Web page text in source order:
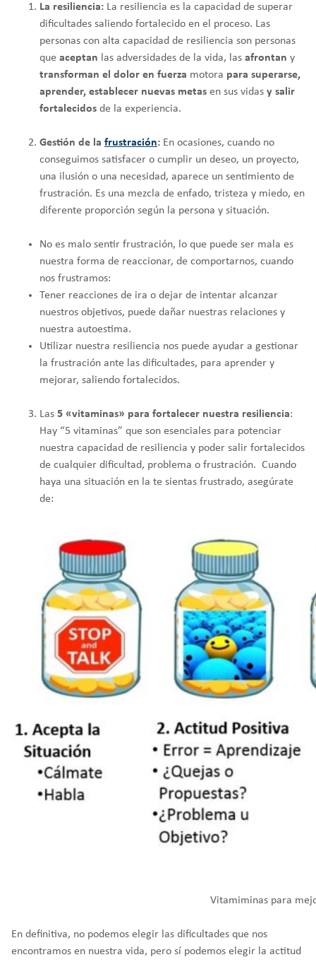
La resiliencia: La resiliencia es la capacidad de superar
dificultades saliendo fortalecido en el proceso. Las
personas con alta capacidad de resiliencia son personas
que aceptan las adversidades de la vida, las afrontan y
transforman el dolor en fuerza motora para superarse,
aprender, establecer nuevas metas en sus vidas y salir
fortalecidos de la experiencia.
Gestión de la frustración: En ocasiones, cuando no
conseguimos satisfacer o cumplir un deseo, un proyecto,
una ilusión o una necesidad, aparece un sentimiento de
frustración. Es una mezcla de enfado, tristeza y miedo, en
diferente proporción según la persona y situación.
No es malo sentir frustración, lo que puede ser mala es
nuestra forma de reaccionar, de comportarnos, cuando
nos frustramos:
Tener reacciones de ira o dejar de intentar alcanzar
nuestros objetivos, puede dañar nuestras relaciones y
nuestra autoestima.
Utilizar nuestra resiliencia nos puede ayudar a gestionar
la frustración ante las dificultades, para aprender y
mejorar, saliendo fortalecidos.
Las 5 «vitaminas» para fortalecer nuestra resiliencia:
Hay “5 vitaminas” que son esenciales para potenciar
nuestra capacidad de resiliencia y poder salir fortalecidos
de cualquier dificultad, problema o frustración. Cuando
haya una situación en la te sientas frustrado, asegúrate
de:
Vitamiminas para
En definitiva, no podemos elegir las dificultades que nos
encontramos en nuestra vida, pero sí podemos elegir la actitud